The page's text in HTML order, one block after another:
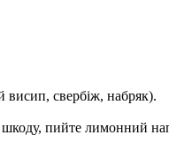
висип, свербіж, набряк).
пийте лимонний